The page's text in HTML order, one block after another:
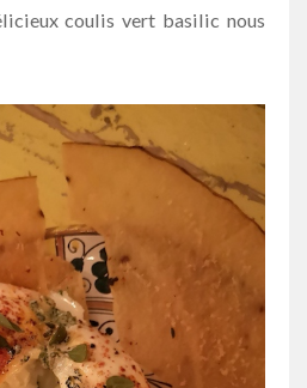
coulis vert basilic nous